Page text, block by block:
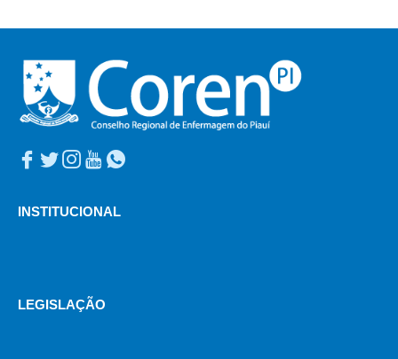
INSTITUCIONAL
LEGISLAÇÃO